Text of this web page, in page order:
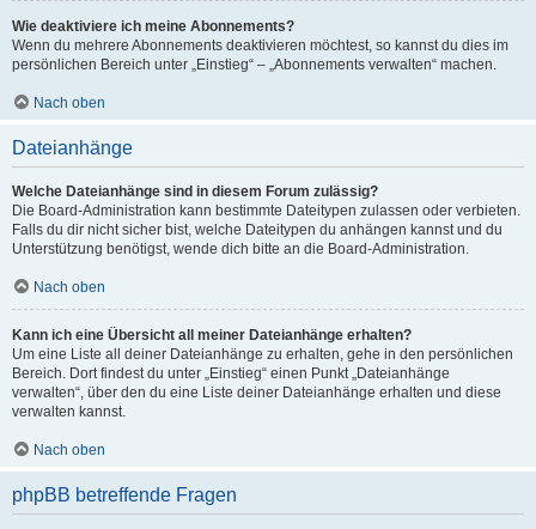
Wie deaktiviere ich meine Abonnements?
Wenn du mehrere Abonnements deaktivieren möchtest, so kannst du dies im
persönlichen Bereich unter „Einstieg“ – „Abonnements verwalten“ machen.
Nach oben
Dateianhänge
Welche Dateianhänge sind in diesem Forum zulässig?
Die Board-Administration kann bestimmte Dateitypen zulassen oder verbieten.
Falls du dir nicht sicher bist, welche Dateitypen du anhängen kannst und du
Unterstützung benötigst, wende dich bitte an die Board-Administration.
Nach oben
Kann ich eine Übersicht all meiner Dateianhänge erhalten?
Um eine Liste all deiner Dateianhänge zu erhalten, gehe in den persönlichen
Bereich. Dort findest du unter „Einstieg“ einen Punkt „Dateianhänge
verwalten“, über den du eine Liste deiner Dateianhänge erhalten und diese
verwalten kannst.
Nach oben
phpBB betreffende Fragen